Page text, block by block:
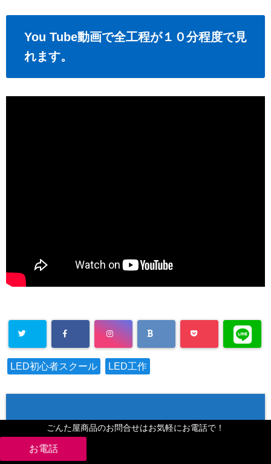
ごんた屋商品のお問合せはお気軽にお電話で！
You Tube動画で全工程が１０分程度で見
れます。
LED初心者スクール LED工作
この記事を書いている人 -